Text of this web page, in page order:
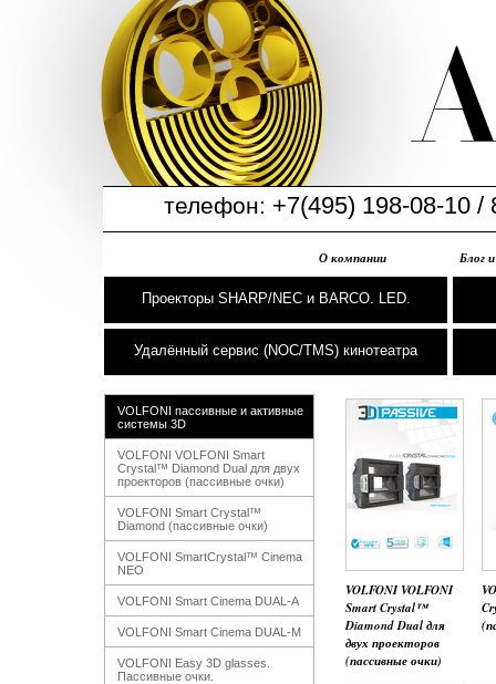
телефон: +7(495) 198-08-10 /
О компании Блог
Проекторы SHARP/NEC и BARCO. LED.
Удалённый сервис (NOC/TMS) кинотеатра
VOLFONI пассивные и активные
системы 3D
VOLFONI VOLFONI Smart
Crystal™ Diamond Dual для двух
проекторов (пассивные очки)
VOLFONI Smart Crystal™
Diamond (пассивные очки)
VOLFONI SmartCrystal™ Cinema
NEO
VOLFONI Smart Cinema DUAL-A
VOLFONI Smart Cinema DUAL-M
VOLFONI Easy 3D glasses.
Пассивные очки.
VOLFONI VOLFONI
Smart Crystal™
Diamond Dual для
двух проекторов
(пассивные очки)